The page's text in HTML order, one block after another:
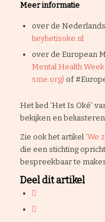
Meer informatie
over de
heyhetisoke.nl
over de European
Mental Health
sme.org) of
Het lied ‘Het Is Oké’
bekijken en beluisteren
Zie ook het artikel ‘We
die een stichting
bespreekbaar te
Deel dit artikel